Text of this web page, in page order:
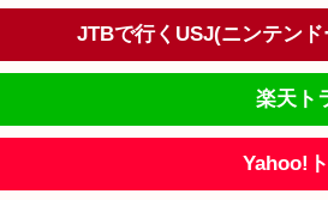
JTBで行くUSJ(ニンテン
楽天ト
Yahoo!